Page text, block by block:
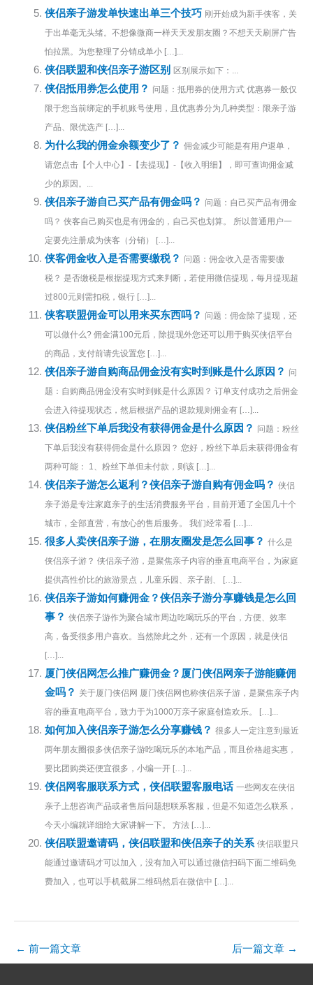
侠侣亲子游发单快速出单三个技巧 刚开始成为新手侠客，关
于出单毫无头绪。不想像微商一样天天发朋友圈？不想天天刷屏广告
怕拉黑。为您整理了分销成单小 […]...
侠侣联盟和侠侣亲子游区别 区别展示如下：...
侠侣抵用券怎么使用？ 问题：抵用券的使用方式 优惠券一般仅
限于您当前绑定的手机账号使用，且优惠券分为几种类型：限亲子游
产品、限优选产 […]...
为什么我的佣金余额变少了？ 佣金减少可能是有用户退单，
请您点击【个人中心】-【去提现】-【收入明细】，即可查询佣金减
少的原因。...
侠侣亲子游自己买产品有佣金吗？ 问题：自己买产品有佣金
吗？ 侠客自己购买也是有佣金的，自己买也划算。 所以普通用户一
定要先注册成为侠客（分销） […]...
侠客佣金收入是否需要缴税？ 问题：佣金收入是否需要缴
税？ 是否缴税是根据提现方式来判断，若使用微信提现，每月提现超
过800元则需扣税，银行 […]...
侠客联盟佣金可以用来买东西吗？ 问题：佣金除了提现，还
可以做什么? 佣金满100元后，除提现外您还可以用于购买侠侣平台
的商品，支付前请先设置您 […]...
侠侣亲子游自购商品佣金没有实时到账是什么原因？ 问
题：自购商品佣金没有实时到账是什么原因？ 订单支付成功之后佣金
会进入待提现状态，然后根据产品的退款规则佣金有 […]...
侠侣粉丝下单后我没有获得佣金是什么原因？ 问题：粉丝
下单后我没有获得佣金是什么原因？ 您好，粉丝下单后未获得佣金有
两种可能： 1、粉丝下单但未付款，则该 […]...
侠侣亲子游怎么返利？侠侣亲子游自购有佣金吗？ 侠侣
亲子游是专注家庭亲子的生活消费服务平台，目前开通了全国几十个
城市，全部直营，有放心的售后服务。 我们经常看 […]...
很多人卖侠侣亲子游，在朋友圈发是怎么回事？ 什么是
侠侣亲子游？ 侠侣亲子游，是聚焦亲子内容的垂直电商平台，为家庭
提供高性价比的旅游景点，儿童乐园、亲子剧、 […]...
侠侣亲子游如何赚佣金？侠侣亲子游分享赚钱是怎么回
事？ 侠侣亲子游作为聚合城市周边吃喝玩乐的平台，方便、效率
高，备受很多用户喜欢。当然除此之外，还有一个原因，就是侠侣
[…]...
厦门侠侣网怎么推广赚佣金？厦门侠侣网亲子游能赚佣
金吗？
关于厦门侠侣网 厦门侠侣网也称侠侣亲子游，是聚焦亲子内
容的垂直电商平台，致力于为1000万亲子家庭创造欢乐。 […]...
如何加入侠侣亲子游怎么分享赚钱？ 很多人一定注意到最近
两年朋友圈很多侠侣亲子游吃喝玩乐的本地产品，而且价格超实惠，
要比团购类还便宜很多，小编一开 […]...
侠侣网客服联系方式，侠侣联盟客服电话 一些网友在侠侣
亲子上想咨询产品或者售后问题想联系客服，但是不知道怎么联系，
今天小编就详细给大家讲解一下。 方法 […]...
侠侣联盟邀请码，侠侣联盟和侠侣亲子的关系 侠侣联盟只
能通过邀请码才可以加入，没有加入可以通过微信扫码下面二维码免
费加入，也可以手机截屏二维码然后在微信中 […]...
← 前一篇文章 后一篇文章 →